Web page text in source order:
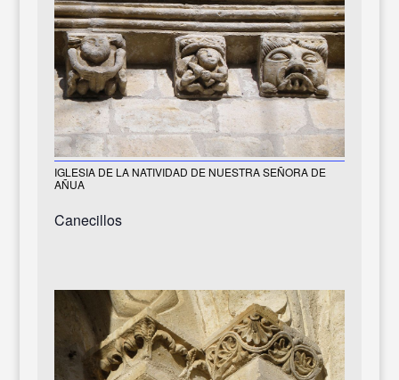
IGLESIA DE LA NATIVIDAD DE NUESTRA SEÑORA DE
AÑUA
Canecillos